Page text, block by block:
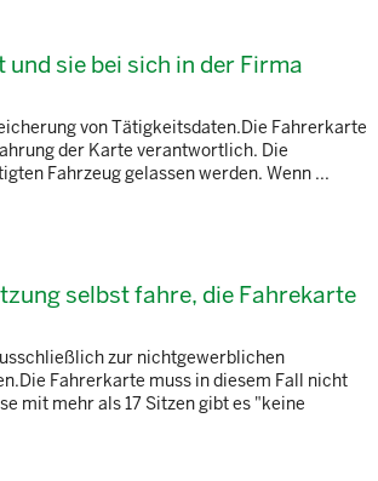
sie bei sich in der Firma
von Tätigkeitsdaten.Die Fahrerkarte
der Karte verantwortlich. Die
Fahrzeug gelassen werden. Wenn ...
selbst fahre, die Fahrekarte
zur nichtgewerblichen
Fahrerkarte muss in diesem Fall nicht
mit mehr als 17 Sitzen gibt es "keine